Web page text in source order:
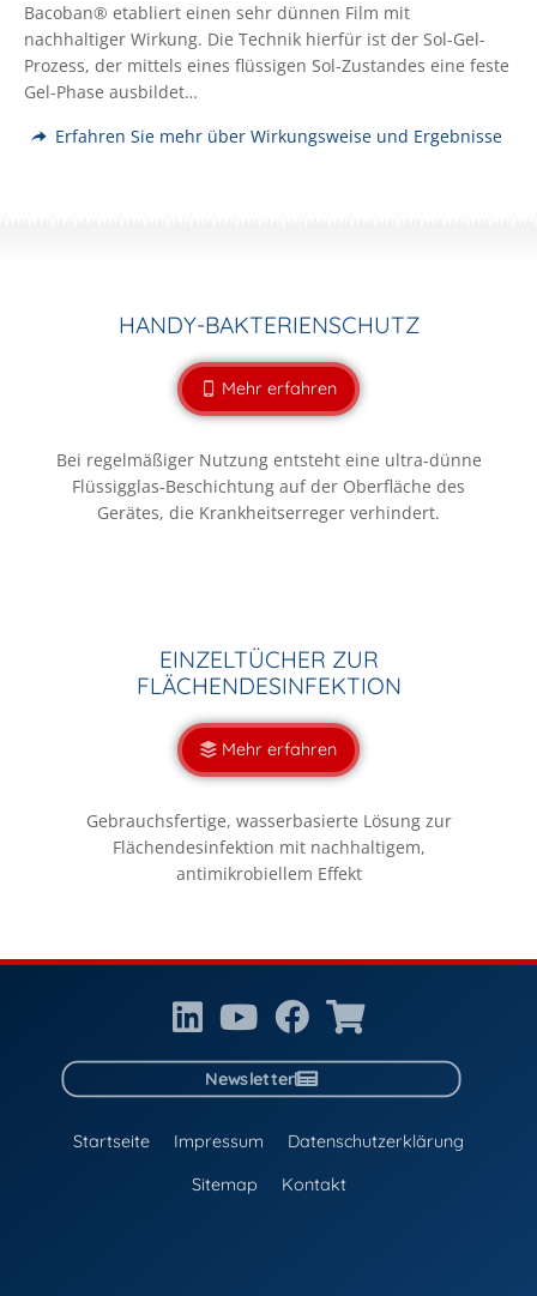
Bacoban® etabliert einen sehr dünnen Film mit
nachhaltiger Wirkung. Die Technik hierfür ist der Sol-Gel-
Prozess, der mittels eines flüssigen Sol-Zustandes eine feste
Gel-Phase ausbildet…
Erfahren Sie mehr über Wirkungsweise und Ergebnisse
HANDY-BAKTERIENSCHUTZ
Mehr erfahren
Bei regelmäßiger Nutzung entsteht eine ultra-dünne
Flüssigglas-Beschichtung auf der Oberfläche des
Gerätes, die Krankheitserreger verhindert.
EINZELTÜCHER ZUR
FLÄCHENDESINFEKTION
Mehr erfahren
Gebrauchsfertige, wasserbasierte Lösung zur
Flächendesinfektion mit nachhaltigem,
antimikrobiellem Effekt
Startseite Impressum
Datenschutzerklärung
Sitemap
Kontakt
Newsletter